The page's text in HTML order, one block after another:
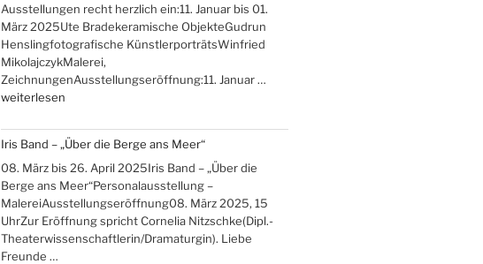
Ausstellungen recht herzlich ein:11. Januar bis 01.
März 2025Ute Bradekeramische ObjekteGudrun
Henslingfotografische KünstlerporträtsWinfried
MikolajczykMalerei,
ZeichnungenAusstellungseröffnung:11. Januar …
„Ausstellungen
Brade,
Gudrun
Hensling,
Winfried
Mikolajczyk“
weiterlesen
Iris Band – „Über die Berge ans Meer“
08. März bis 26. April 2025Iris Band – „Über die
Berge ans Meer“Personalausstellung –
MalereiAusstellungseröffnung08. März 2025, 15
UhrZur Eröffnung spricht Cornelia Nitzschke(Dipl.-
Theaterwissenschaftlerin/Dramaturgin). Liebe
Freunde …